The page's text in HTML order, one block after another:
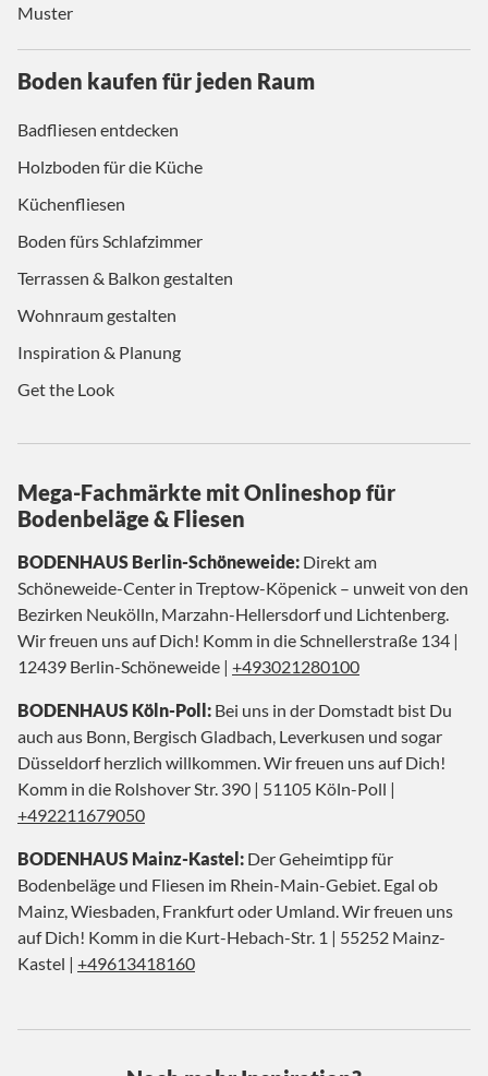
Muster
Boden kaufen für jeden Raum
Badfliesen entdecken
Holzboden für die Küche
Küchenfliesen
Boden fürs Schlafzimmer
Terrassen & Balkon gestalten
Wohnraum gestalten
Inspiration & Planung
Get the Look
Mega-Fachmärkte mit Onlineshop für
Bodenbeläge & Fliesen
BODENHAUS Berlin-Schöneweide: Direkt am
Schöneweide-Center in Treptow-Köpenick – unweit von den
Bezirken Neukölln, Marzahn-Hellersdorf und Lichtenberg.
Wir freuen uns auf Dich! Komm in die Schnellerstraße 134 |
12439 Berlin-Schöneweide | +493021280100
BODENHAUS Köln-Poll: Bei uns in der Domstadt bist Du
auch aus Bonn, Bergisch Gladbach, Leverkusen und sogar
Düsseldorf herzlich willkommen. Wir freuen uns auf Dich!
Komm in die Rolshover Str. 390 | 51105 Köln-Poll |
+492211679050
BODENHAUS Mainz-Kastel: Der Geheimtipp für
Bodenbeläge und Fliesen im Rhein-Main-Gebiet. Egal ob
Mainz, Wiesbaden, Frankfurt oder Umland. Wir freuen uns
auf Dich! Komm in die Kurt-Hebach-Str. 1 | 55252 Mainz-
Kastel | +49613418160